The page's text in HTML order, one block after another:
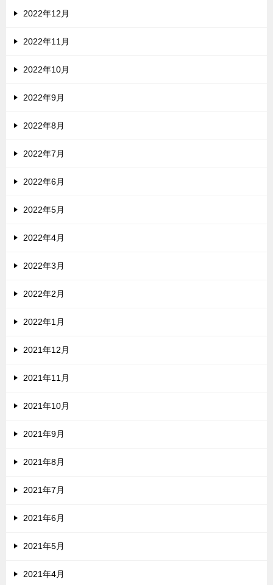
2022年12月
2022年11月
2022年10月
2022年9月
2022年8月
2022年7月
2022年6月
2022年5月
2022年4月
2022年3月
2022年2月
2022年1月
2021年12月
2021年11月
2021年10月
2021年9月
2021年8月
2021年7月
2021年6月
2021年5月
2021年4月